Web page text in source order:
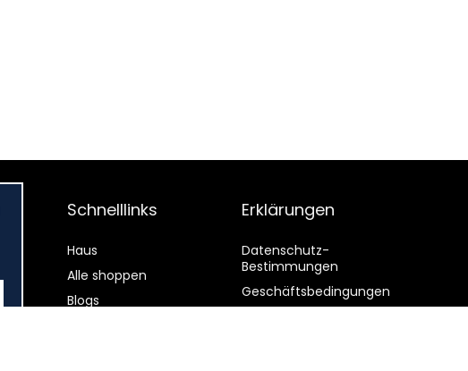
Schnelllinks
Haus
Alle shoppen
Blogs
Erklärungen
Datenschutz-
Bestimmungen
Geschäftsbedingungen